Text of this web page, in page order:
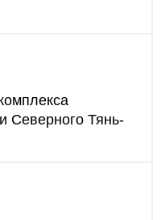
Северного Тянь-